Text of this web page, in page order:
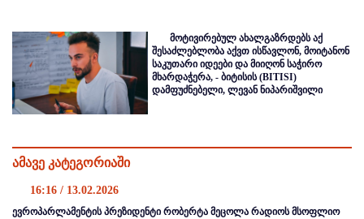
მოტივირებულ ახალგაზრდებს აქ
შესაძლებლობა აქვთ ისწავლონ, მოიტანონ
საკუთარი იდეები და მიიღონ საჭირო
მხარდაჭერა, - ბიტისის (BITISI)
დამფუძნებელი, ლევან ნიპარიშვილი
ამავე კატეგორიაში
16:16 / 13.02.2026
ევროპარლამენტის პრეზიდენტი რობერტა მეცოლა რადიოს მსოფლიო